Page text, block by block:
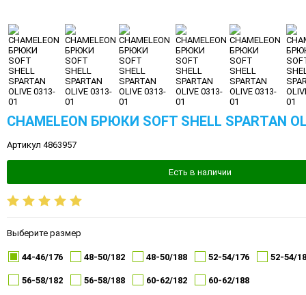
CHAMELEON БРЮКИ SOFT SHELL SPARTAN
Артикул 4863957
Есть в наличии
Выберите размер
44-46/176 48-50/182 48-50/188 52-54/176 52-54/
56-58/182 56-58/188 60-62/182 60-62/188